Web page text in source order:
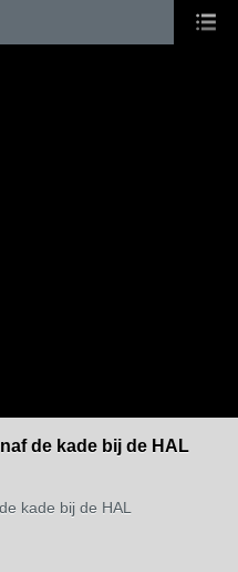
de kade bij de HAL
kade bij de HAL